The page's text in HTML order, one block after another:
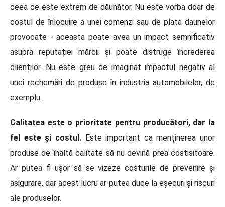
ceea ce este extrem de dăunător. Nu este vorba doar de
costul de înlocuire a unei comenzi sau de plata daunelor
provocate - aceasta poate avea un impact semnificativ
asupra reputației mărcii și poate distruge încrederea
clienților. Nu este greu de imaginat impactul negativ al
unei rechemări de produse în industria automobilelor, de
exemplu.
Calitatea este o prioritate pentru producători, dar la
fel este și costul.Este important ca menținerea unor
produse de înaltă calitate să nu devină prea costisitoare.
Ar putea fi ușor să se vizeze costurile de prevenire și
asigurare, dar acest lucru ar putea duce la eșecuri și riscuri
ale produselor.